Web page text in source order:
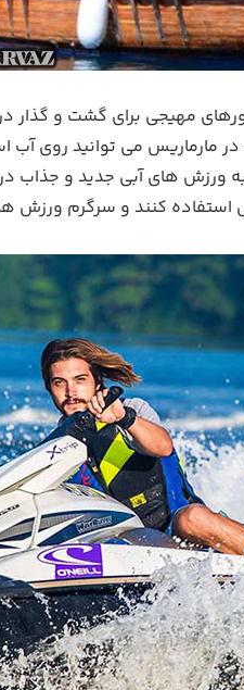
مهیجی برای گشت و گذار
مارماریس می توانید روی
ورزش های آبی جدید و جذاب
استفاده کنند و سرگرم ورزش